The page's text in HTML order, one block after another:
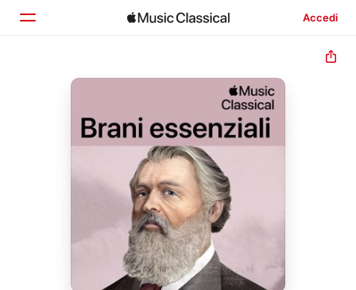
Accedi
Home
Cerca